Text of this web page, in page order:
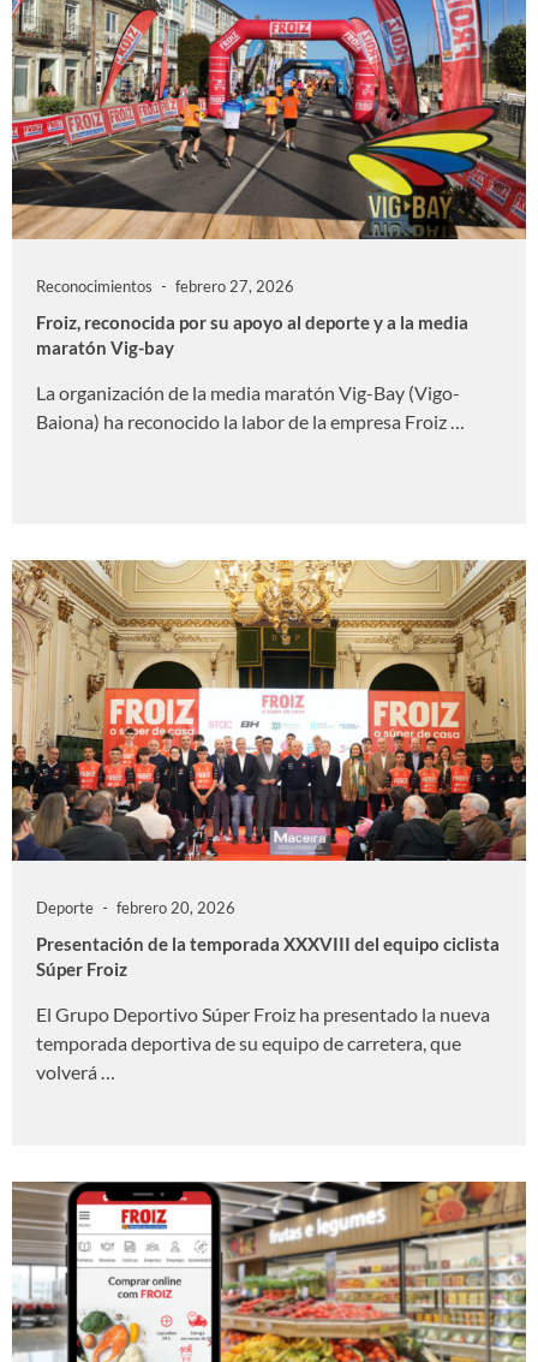
Reconocimientos febrero 27, 2026
Froiz, reconocida por su apoyo al deporte y a la media
maratón Vig-bay
La organización de la media maratón Vig-Bay (Vigo-
Baiona) ha reconocido la labor de la empresa Froiz …
Deporte febrero 20, 2026
Presentación de la temporada XXXVIII del equipo ciclista
Súper Froiz
El Grupo Deportivo Súper Froiz ha presentado la nueva
temporada deportiva de su equipo de carretera, que
volverá …